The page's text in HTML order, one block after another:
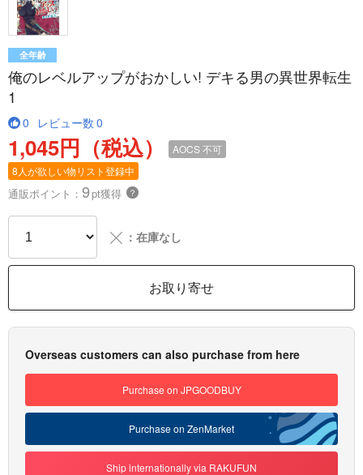
全年齢
俺のレベルアップがおかしい! デキる男の異世界転生
1
0 レビュー数 0
1,045円（税込） AOCS不可
8人が欲しい物リスト登録中
通販ポイント： 9pt獲得 ？
╳ ：在庫なし
お取り寄せ
Overseas customers can also purchase from here
Purchase on JPGOODBUY
Purchase on ZenMarket
Ship internationally via RAKUFUN